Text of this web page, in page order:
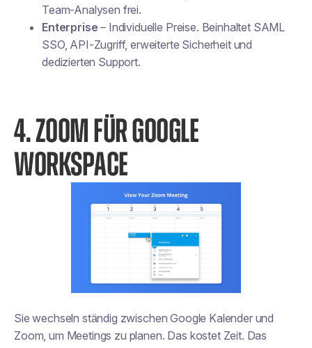
Team-Analysen frei.
Enterprise – Individuelle Preise. Beinhaltet SAML
SSO, API-Zugriff, erweiterte Sicherheit und
dedizierten Support.
4. ZOOM FÜR GOOGLE
WORKSPACE
Sie wechseln ständig zwischen Google Kalender und
Zoom, um Meetings zu planen. Das kostet Zeit. Das